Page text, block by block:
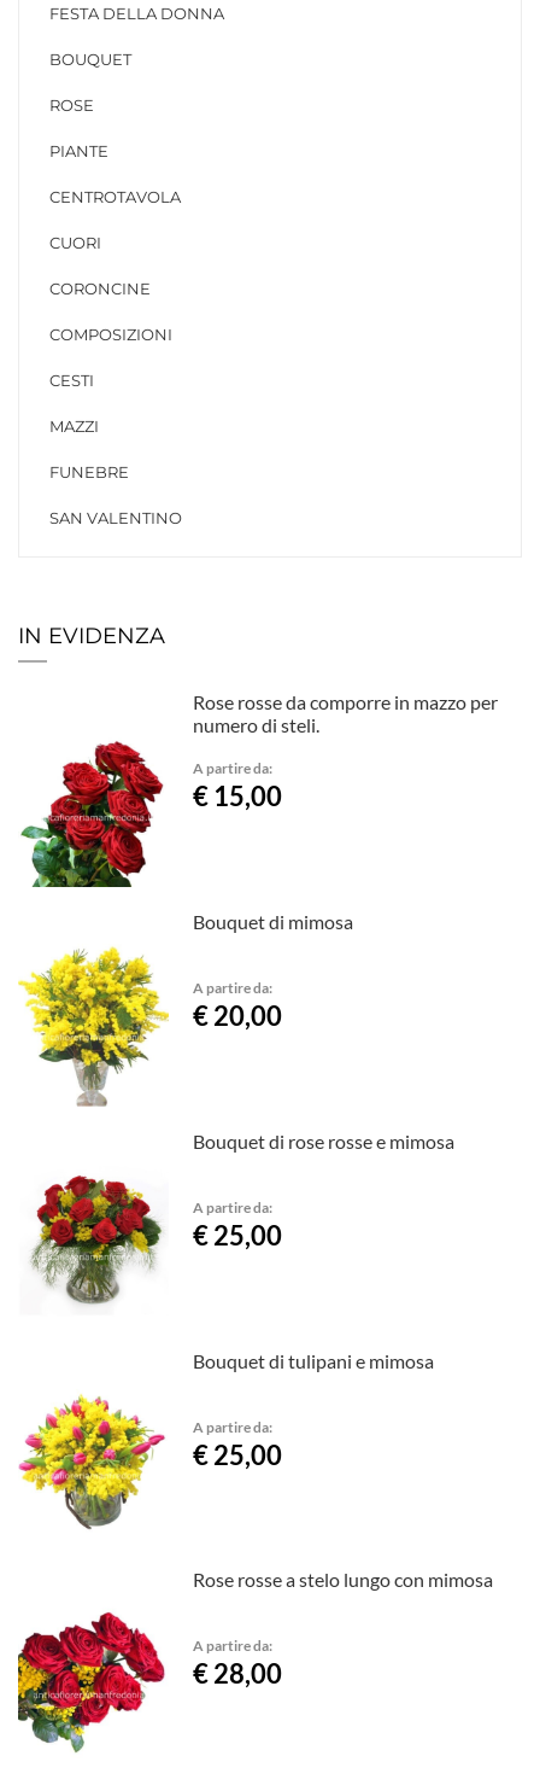
FESTA DELLA DONNA
BOUQUET
ROSE
PIANTE
CENTROTAVOLA
CUORI
CORONCINE
COMPOSIZIONI
CESTI
MAZZI
FUNEBRE
SAN VALENTINO
IN EVIDENZA
Rose rosse da comporre in mazzo per
numero di steli.
A partire da:
€ 15,00
Bouquet di mimosa
A partire da:
€ 20,00
Bouquet di rose rosse e mimosa
A partire da:
€ 25,00
Bouquet di tulipani e mimosa
A partire da:
€ 25,00
Rose rosse a stelo lungo con mimosa
A partire da:
€ 28,00